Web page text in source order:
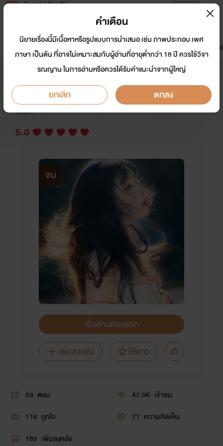
Tunwalai ธัญวลัย
หน้าแรก นิยาย อีบุ๊ก การ์ตูน
มาใหม่
ดรีมแชท ธัญลิสต์
ฟรี! นิยาย18+ของคุณหลวง NC25
นักเขียน: paper stories
อีโรติก
5.0
จบ
เริ่มอ่านตอนแรก
เพิ่มลงคลัง
ให้ดาว
59 ตอน 47.9K เข้าชม
116 ถูกใจ 71 ความคิดเห็น
182 เพิ่มลงคลัง
คำเตือน
นิยายเรื่องนี้มีเนื้อหาหรือรูปแบบการนำเสนอ เช่น ภาพประกอบ เพศ
ภาษา เป็นต้น ที่อาจไม่เหมาะสมกับผู้อ่านที่อายุต่ำกว่า 18 ปี ควรใช้วิจา
รณญาน ในการอ่านหรือควรได้รับคำแนะนำจากผู้ใหญ่
ยกเลิก ตกลง